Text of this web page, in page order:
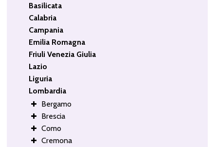
Basilicata
Calabria
Campania
Emilia Romagna
Friuli Venezia Giulia
Lazio
Liguria
Lombardia
Bergamo
Brescia
Como
Cremona